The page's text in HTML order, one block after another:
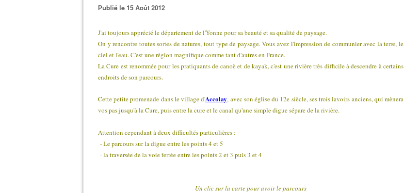
Publié le 15 Août 2012
J'ai toujours apprécié le département de l'Yonne pour sa beauté et sa qualité de paysage.
On y rencontre toutes sortes de natures, tout type de paysage. Vous avez l'impression de communier avec la terre, le
ciel et l'eau. C'est une région magnifique comme tant d'autres en France.
La Cure est renommée pour les pratiquants de canoë et de kayak, c'est une rivière très difficile à descendre à certains
endroits de son parcours.
Cette petite promenade dans le village d'Accolay, avec son église du 12e siècle, ses trois lavoirs anciens, qui mènera
vos pas jusqu'à la Cure, puis entre la cure et le canal qu'une simple digue sépare de la rivière.
Attention cependant à deux difficultés particulières :
- Le parcours sur la digue entre les points 4 et 5
- la traversée de la voie ferrée entre les points 2 et 3 puis 3 et 4
Un clic sur la carte pour avoir le parcours